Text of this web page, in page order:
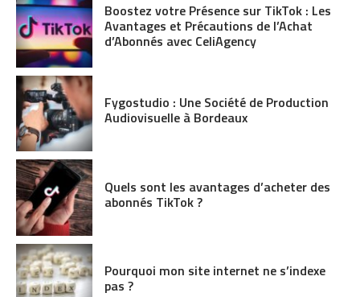
Boostez votre Présence sur TikTok : Les
Avantages et Précautions de l’Achat
d’Abonnés avec CeliAgency
Fygostudio : Une Société de Production
Audiovisuelle à Bordeaux
Quels sont les avantages d’acheter des
abonnés TikTok ?
Pourquoi mon site internet ne s’indexe
pas ?